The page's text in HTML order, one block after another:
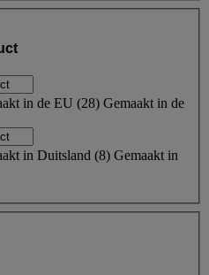
in de EU (28) Gemaakt in de
in Duitsland (8) Gemaakt in